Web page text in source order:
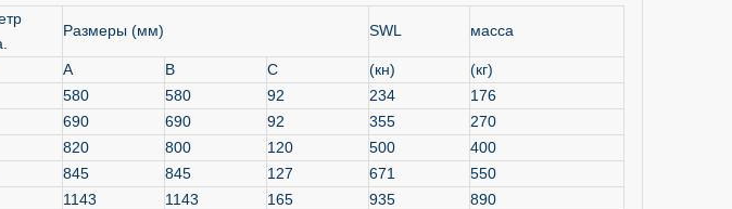
Размеры (мм) SWL масса
A B C (кн)
(кг)
580 580 92 234
176
690 690 92 355
270
820 800 120 500
400
845 845 127 671
550
1143 1143 165 935
890